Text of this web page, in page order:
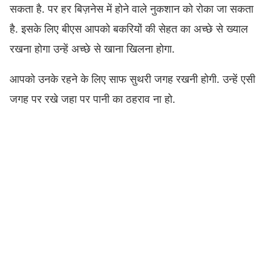
सकता है. पर हर बिज़नेस में होने वाले नुकशान को रोका जा सकता
है. इसके लिए बीएस आपको बकरियों की सेहत का अच्छे से ख्याल
रखना होगा उन्हें अच्छे से खाना खिलना होगा.
आपको उनके रहने के लिए साफ सुथरी जगह रखनी होगी. उन्हें एसी
जगह पर रखे जहा पर पानी का ठहराव ना हो.